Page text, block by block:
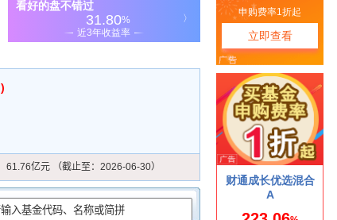
61.76亿元 （截止至：2026-06-30）